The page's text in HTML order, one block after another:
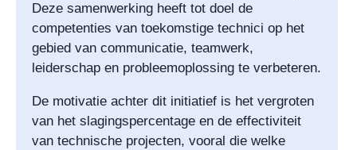
Deze samenwerking heeft tot doel de
competenties van toekomstige technici op het
gebied van communicatie, teamwerk,
leiderschap en probleemoplossing te verbeteren.
De motivatie achter dit initiatief is het vergroten
van het slagingspercentage en de effectiviteit
van technische projecten, vooral die welke